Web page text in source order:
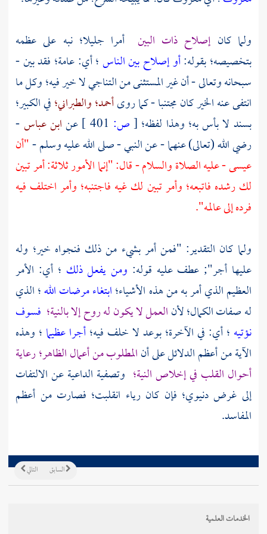
ولما كانإصلاح ذات البين أمرا جليلا؛ نبه على عظمه
بتخصيصه؛ بقوله:أو إصلاح بين الناس؛ أي: عامة؛ فقد بين -
سبحانه وتعالى - أن غير المستثنى من التناجي لا خير فيه؛ وكل ما
انتفى عنه الخير كان مجتنبا - كما روىأحمد؛والطبراني؛في الكبير؛
بسند لا بأس به؛ وهذا لفظه؛ [ص: عنابن عباس-
رضي الله (تعالى) عنهما - عن النبي - صلى الله عليه وسلم -"أن
عيسى- عليه الصلاة والسلام - قال: "إنما الأمور ثلاثة: أمر تبين
لك رشده فاتبعه؛ وأمر تبين لك غيه فاجتنبه؛ وأمر اختلف فيه
فرده إلى عالمه".
ولما كان التقدير: "فمن أمر بشيء من ذلك فنجواه خير؛ وله
عليها أجر"; عطف عليه قوله: ومن يفعل ذلك ؛ أي: الأمر
العظيم الذي أمر به من هذه الأشياء؛ابتغاء مرضات الله؛ الذي
له صفات الكمال؛ لأنالعمل لا يكون له روح إلا بالنية؛ فسوف
نؤتيه ؛ أي: في الآخرة؛ بوعد لا خلف فيه؛أجرا عظيما ؛ وهذه
الآية من أعظم الدلائل على أنالمطلوب من أعمال الظاهر؛ رعاية
أحوال القلب في إخلاص النية؛ وتصفية الداعية عن الالتفات
إلى غرض دنيوي؛ فإن كان رياء انقلبت؛ فصارت من أعظم
المفاسد.
التالي السابق
الخدمات العلمية